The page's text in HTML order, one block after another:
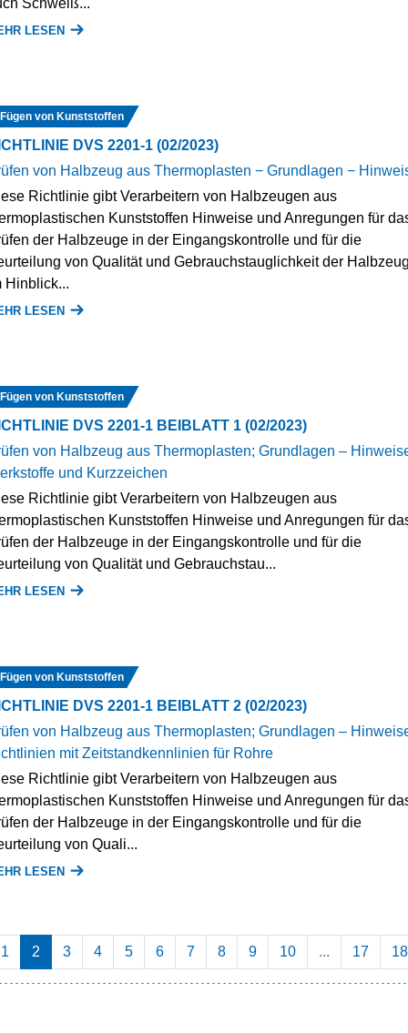
Schweiß...
LESEN
Fügen von Kunststoffen
DVS 2201-1 (02/2023)
von Halbzeug aus Thermoplasten − Grundlagen −
Richtlinie gibt Verarbeitern von Halbzeugen aus
Kunststoffen Hinweise und Anregungen für
der Halbzeuge in der Eingangskontrolle und für die
von Qualität und Gebrauchstauglichkeit der
Hinblick...
LESEN
Fügen von Kunststoffen
DVS 2201-1 BEIBLATT 1 (02/2023)
von Halbzeug aus Thermoplasten; Grundlagen –
und Kurzzeichen
Richtlinie gibt Verarbeitern von Halbzeugen aus
Kunststoffen Hinweise und Anregungen für
der Halbzeuge in der Eingangskontrolle und für die
von Qualität und Gebrauchstau...
LESEN
Fügen von Kunststoffen
DVS 2201-1 BEIBLATT 2 (02/2023)
von Halbzeug aus Thermoplasten; Grundlagen –
mit Zeitstandkennlinien für Rohre
Richtlinie gibt Verarbeitern von Halbzeugen aus
Kunststoffen Hinweise und Anregungen für
der Halbzeuge in der Eingangskontrolle und für die
von Quali...
LESEN
1 2 3 4 5 6 7 8 9 10 ... 17 18